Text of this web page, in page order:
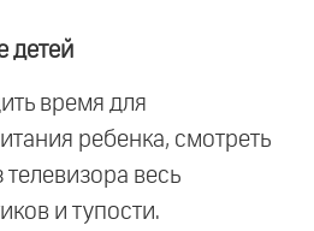
детей
время для
ребенка, смотреть
весь
и тупости.